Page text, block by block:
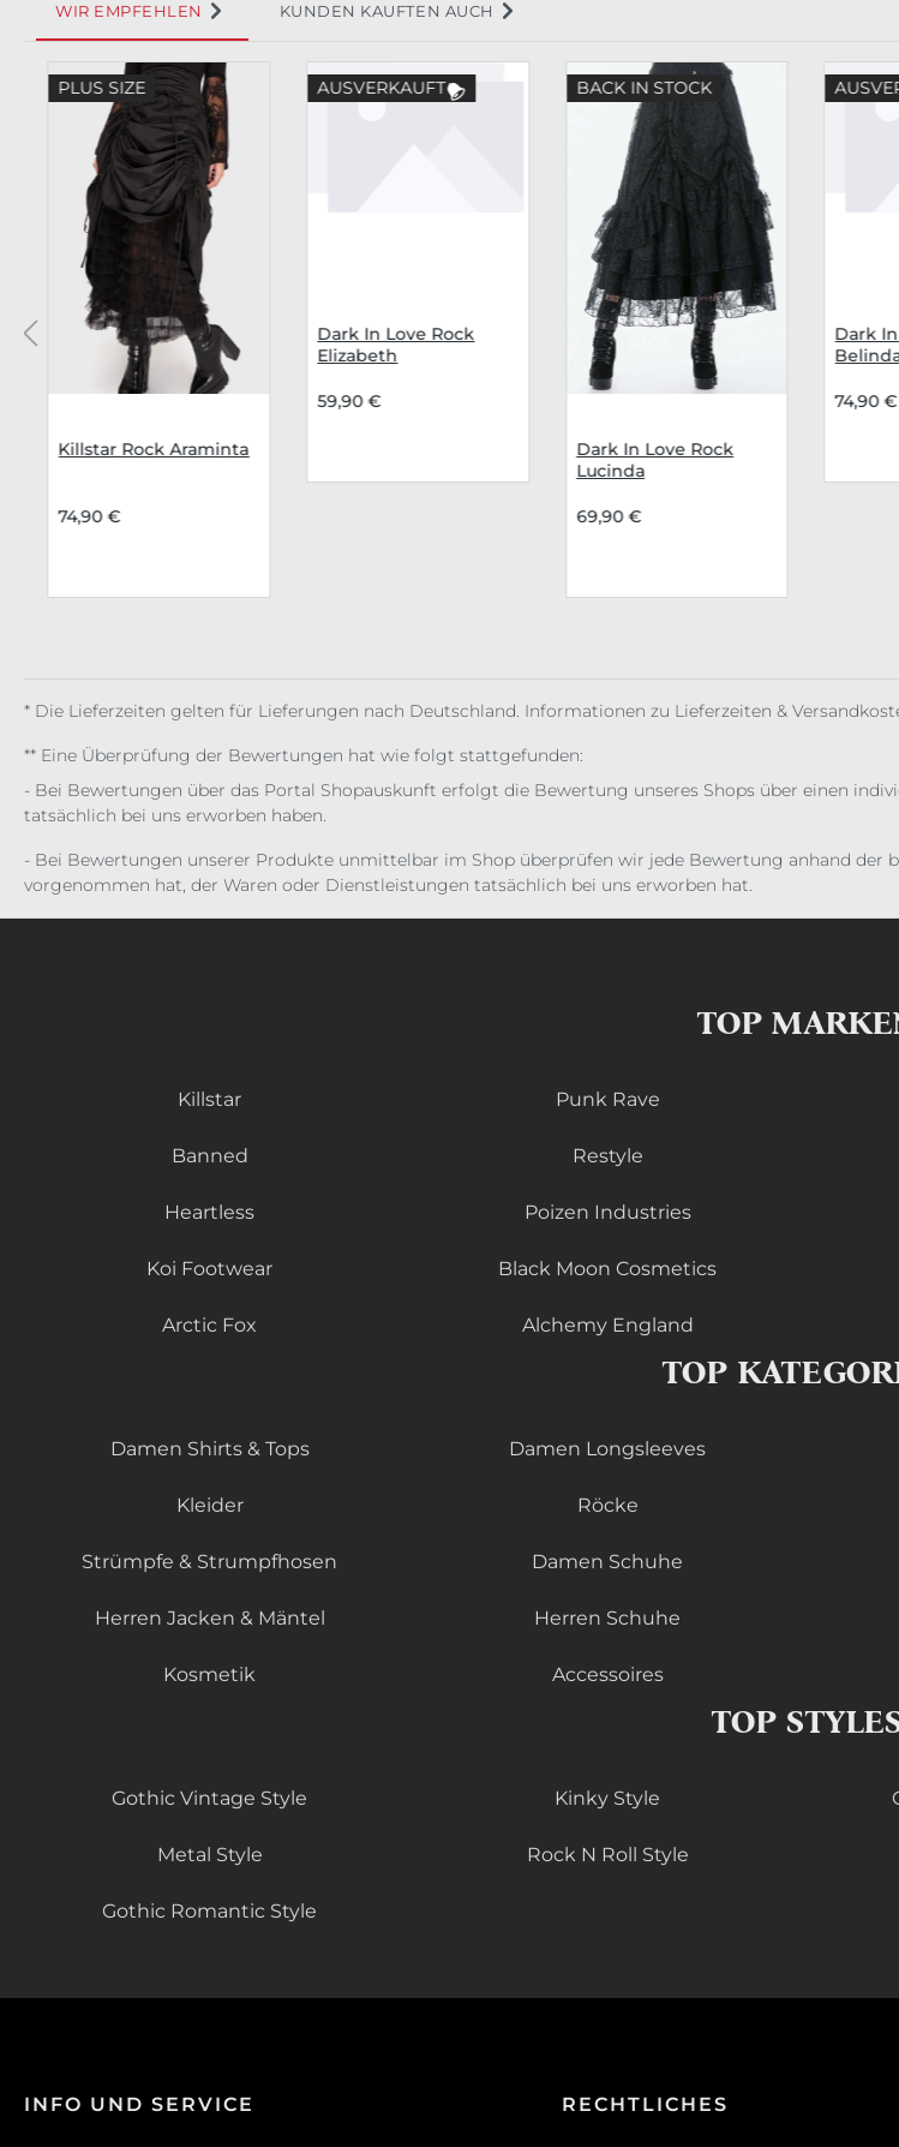
WIR EMPFEHLEN KUNDEN KAUFTEN AUCH
Produktgalerie überspringen
PLUS SIZE
Killstar Rock Araminta
74,90 €
AUSVERKAUFT
Dark In Love Rock
Elizabeth
59,90 €
BACK IN STOCK
Dark In Love Rock
Lucinda
69,90 €
Dark
74,90 €
* Die Lieferzeiten gelten für Lieferungen nach Deutschland. Informationen zu Lieferzeiten &
** Eine Überprüfung der Bewertungen hat wie folgt stattgefunden:
- Bei Bewertungen über das Portal Shopauskunft erfolgt die Bewertung unseres Shops über einen
tatsächlich bei uns erworben haben.
- Bei Bewertungen unserer Produkte unmittelbar im Shop überprüfen wir jede Bewertung anhand der
vorgenommen hat, der Waren oder Dienstleistungen tatsächlich bei uns erworben hat.
TOP
Killstar Punk Rave
Banned Restyle
Heartless Poizen Industries
Koi Footwear Black Moon Cosmetics
Arctic Fox Alchemy England
TOP
Damen Shirts & Tops Damen Longsleeves
Kleider Röcke
Strümpfe & Strumpfhosen Damen Schuhe
Herren Jacken & Mäntel Herren Schuhe
Kosmetik Accessoires
TOP
Gothic Vintage Style Kinky Style
Metal Style Rock N Roll Style
Gothic Romantic Style
INFO UND SERVICE RECHTLICHES